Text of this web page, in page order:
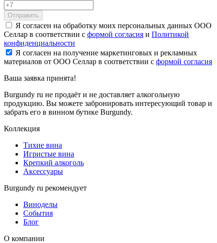
Отправить
Я согласен на обработку моих персональных данных ООО
Селлар в соответствии с формой согласия и Политикой
конфиденциальности
Я согласен на получение маркетинговых и рекламных
материалов от ООО Селлар в соответствии с формой согласия
Ваша заявка принята!
Burgundy ru не продаёт и не доставляет алкогольную
продукцию. Вы можете забронировать интересующий товар и
забрать его в винном бутике Burgundy.
Коллекция
Тихие вина
Игристые вина
Крепкий алкоголь
Аксессуары
Burgundy ru рекомендует
Виноделы
События
Блог
О компании